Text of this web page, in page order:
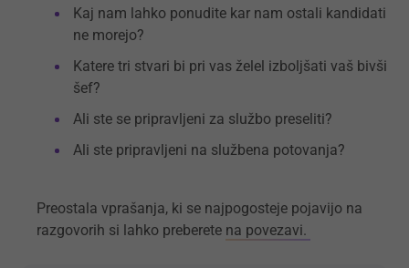
Kaj nam lahko ponudite kar nam ostali kandidati
ne morejo?
Katere tri stvari bi pri vas želel izboljšati vaš bivši
šef?
Ali ste se pripravljeni za službo preseliti?
Ali ste pripravljeni na službena potovanja?
Preostala vprašanja, ki se najpogosteje pojavijo na
razgovorih si lahko preberete na povezavi.